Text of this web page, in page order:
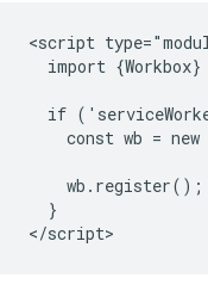
<script
import
if
const wb =
    wb.register();
  }